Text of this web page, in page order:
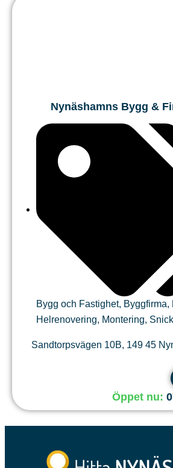
Nynäshamns Bygg &
Bygg och Fastighet, Byggfirma,
Helrenovering, Montering,
Sandtorpsvägen 10B, 149 45
Öppet nu: